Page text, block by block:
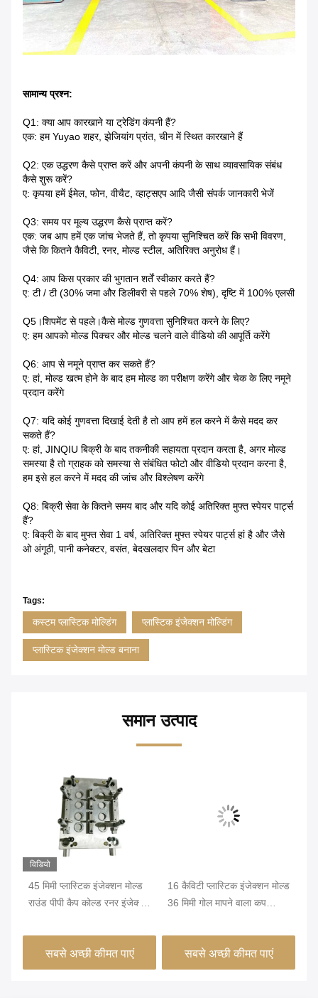
सामान्य प्रश्न:
Q1: क्या आप कारखाने या ट्रेडिंग कंपनी हैं?
एक: हम Yuyao शहर, झेजियांग प्रांत, चीन में स्थित कारखाने हैं
Q2: एक उद्धरण कैसे प्राप्त करें और अपनी कंपनी के साथ व्यावसायिक संबंध
कैसे शुरू करें?
ए: कृपया हमें ईमेल, फोन, वीचैट, व्हाट्सएप आदि जैसी संपर्क जानकारी भेजें
Q3: समय पर मूल्य उद्धरण कैसे प्राप्त करें?
एक: जब आप हमें एक जांच भेजते हैं, तो कृपया सुनिश्चित करें कि सभी विवरण,
जैसे कि कितने कैविटी, रनर, मोल्ड स्टील, अतिरिक्त अनुरोध हैं।
Q4: आप किस प्रकार की भुगतान शर्तें स्वीकार करते हैं?
ए: टी / टी (30% जमा और डिलीवरी से पहले 70% शेष), दृष्टि में 100% एलसी
Q5।शिपमेंट से पहले।कैसे मोल्ड गुणवत्ता सुनिश्चित करने के लिए?
ए: हम आपको मोल्ड पिक्चर और मोल्ड चलने वाले वीडियो की आपूर्ति करेंगे
Q6: आप से नमूने प्राप्त कर सकते हैं?
ए: हां, मोल्ड खत्म होने के बाद हम मोल्ड का परीक्षण करेंगे और चेक के लिए नमूने
प्रदान करेंगे
Q7: यदि कोई गुणवत्ता दिखाई देती है तो आप हमें हल करने में कैसे मदद कर
सकते हैं?
ए: हां, JINQIU बिक्री के बाद तकनीकी सहायता प्रदान करता है, अगर मोल्ड
समस्या है तो ग्राहक को समस्या से संबंधित फोटो और वीडियो प्रदान करना है,
हम इसे हल करने में मदद की जांच और विश्लेषण करेंगे
Q8: बिक्री सेवा के कितने समय बाद और यदि कोई अतिरिक्त मुफ्त स्पेयर पार्ट्स
हैं?
ए: बिक्री के बाद मुफ्त सेवा 1 वर्ष, अतिरिक्त मुफ्त स्पेयर पार्ट्स हां है और जैसे
ओ अंगूठी, पानी कनेक्टर, वसंत, बेदखलदार पिन और बेटा
Tags:
कस्टम प्लास्टिक मोल्डिंग प्लास्टिक इंजेक्शन मोल्डिंग
प्लास्टिक इंजेक्शन मोल्ड बनाना
समान उत्पाद
विडियो
45 मिमी प्लास्टिक इंजेक्शन मोल्ड
राउंड पीपी कैप कोल्ड रनर इंजेक्शन
सबसे अच्छी कीमत पाएं
16 कैविटी प्लास्टिक इंजेक्शन मोल्ड
36 मिमी गोल मापने वाला कप
सबसे अच्छी कीमत पाएं